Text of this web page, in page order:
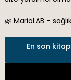
🌿 MarioLAB –
En son